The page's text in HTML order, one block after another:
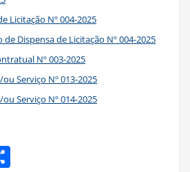
Licitação Nº 004-2025
Dispensa de Licitação Nº 004-2025
Nº 003-2025
Serviço Nº 013-2025
Serviço Nº 014-2025